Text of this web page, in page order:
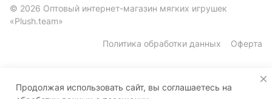
© 2026 Оптовый интернет-магазин мягких игрушек
«Plush.team»
Политика обработки данных Оферта
Продолжая использовать сайт, вы соглашаетесь на